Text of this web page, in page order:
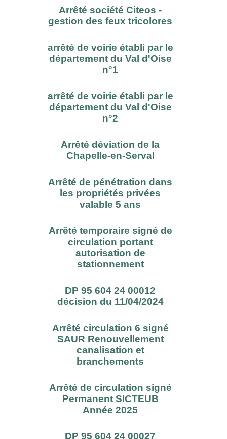
Arrêté société Citeos -
gestion des feux tricolores
arrêté de voirie établi par le
département du Val d'Oise
n°1
arrêté de voirie établi par le
département du Val d'Oise
n°2
Arrêté déviation de la
Chapelle-en-Serval
Arrêté de pénétration dans
les propriétés privées
valable 5 ans
Arrêté temporaire signé de
circulation portant
autorisation de
stationnement
DP 95 604 24 00012
décision du 11/04/2024
Arrêté circulation 6 signé
SAUR Renouvellement
canalisation et
branchements
Arrêté de circulation signé
Permanent SICTEUB
Année 2025
DP 95 604 24 00027